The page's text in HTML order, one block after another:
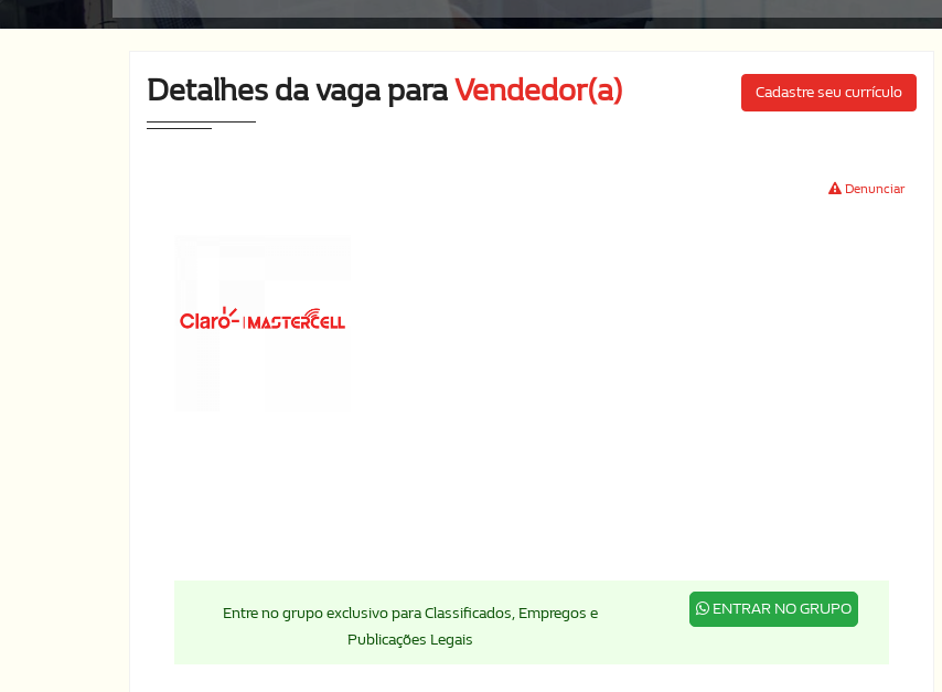
Detalhes da vaga paraVendedor(a) Cadastre seu currículo
Denunciar
Entre no grupo exclusivo para Classificados, Empregos e
Publicações Legais
ENTRAR NO GRUPO